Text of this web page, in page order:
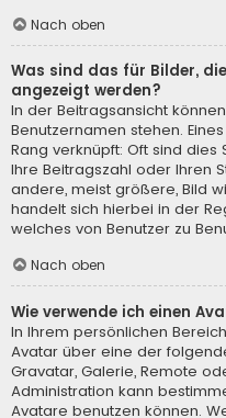
Nach oben
Was sind das für Bilder,
angezeigt werden?
In der Beitragsansicht
Benutzernamen stehen.
Rang verknüpft: Oft sind dies
Ihre Beitragszahl oder Ihren
andere, meist größere, Bild
handelt sich hierbei in der
welches von Benutzer zu
Nach oben
Wie verwende ich einen
In Ihrem persönlichen
Avatar über eine der
Gravatar, Galerie, Remote
Administration kann
Avatare benutzen können.